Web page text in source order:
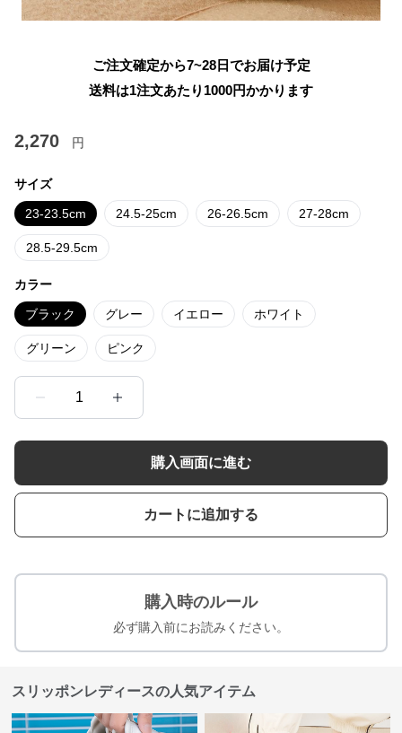
ご注文確定から7~28日でお届け予定
送料は1注文あたり 1000円かかります
2,270 円
サイズ
23-23.5cm 24.5-25cm 26-26.5cm 27-28cm
28.5-29.5cm
カラー
ブラック グレー イエロー ホワイト
グリーン ピンク
1
購入画面に進む
カートに追加する
購入時のルール
必ず購入前にお読みください。
スリッポンレディースの人気アイテム